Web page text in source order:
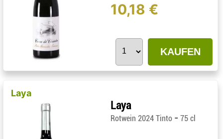
10,18 €
KAUFEN
Laya
Laya
Rotwein 2024 Tinto - 75 cl